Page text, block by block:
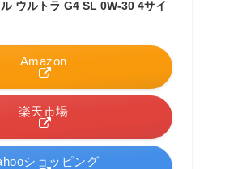
ウルトラ G4 SL 0W-30 4サイ
Amazon
楽天市場
ショッピング